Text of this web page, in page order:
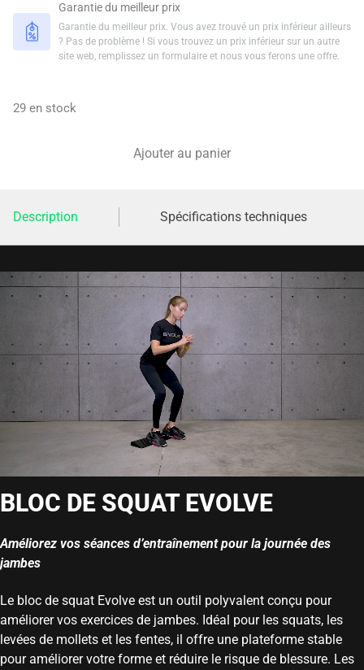
Garantie du meilleur prix
Garantie du meilleur prix. Vous avez trouvé un prix inférieur ailleurs
? Pas de problème ! Si vous trouvez un prix inférieur sur un autre
site web, remplissez un formulaire et nous vous ferons une offre.
29 en stock
Ajouter au panier
Description Spécifications techniques
BLOC DE SQUAT EVOLVE
Améliorez vos séances d’entraînement pour la journée des
jambes
Le bloc de squat Evolve est un outil polyvalent conçu pour
améliorer vos exercices de jambes. Idéal pour les squats, les
levées de mollets et les fentes, il offre une plateforme stable
pour améliorer votre forme et réduire le risque de blessure. Les